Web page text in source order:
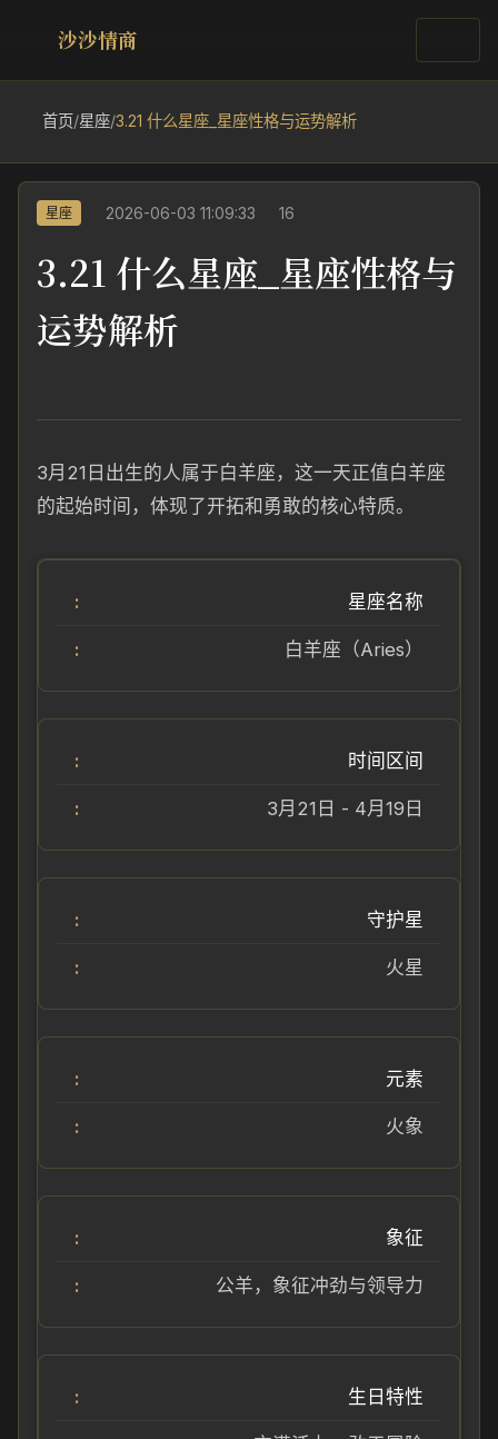
沙沙情商
首页/星座/3.21 什么星座_星座性格与运势解析
星座 2026-06-03 11:09:33 16
3.21 什么星座_星座性格与
运势解析
3月21日出生的人属于白羊座，这一天正值白羊座
的起始时间，体现了开拓和勇敢的核心特质。
星座名称
白羊座（Aries）
时间区间
3月21日 - 4月19日
守护星
火星
元素
火象
象征
公羊，象征冲劲与领导力
生日特性